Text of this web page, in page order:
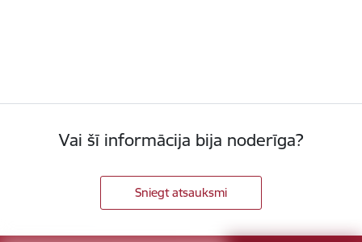
Vai šī informācija bija noderīga?
Sniegt atsauksmi